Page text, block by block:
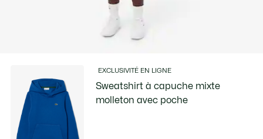
EXCLUSIVITÉ EN LIGNE
Sweatshirt à capuche mixte
molleton avec poche